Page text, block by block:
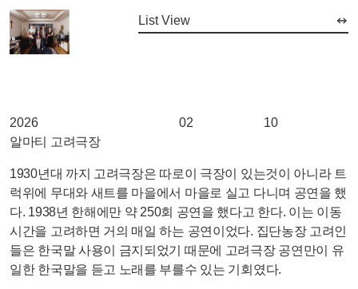
List View
2026 02
10
알마티 고려극장
1930년대 까지 고려극장은 따로이 극장이 있는것이 아니라 트
럭위에 무대와 새트를 마을에서 마을로 실고 다니며 공연을 했
다. 1938년 한해에만 약 250회 공연을 했다고 한다. 이는 이동
시간을 고려하면 거의 매일 하는 공연이었다. 집단농장 고려인
들은 한국말 사용이 금지되었기 때문에 고려극장 공연만이 유
일한 한국말을 듣고 노래를 부를수 있는 기회였다.